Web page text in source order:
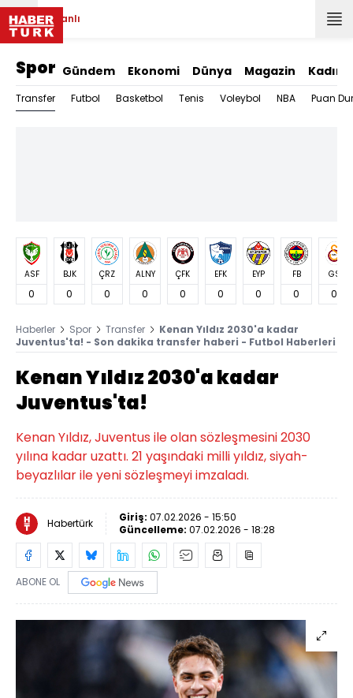
Canlı
Spor Gündem Ekonomi Dünya Magazin Kadın
Transfer Futbol Basketbol Tenis Voleybol NBA Puan
ASF
0
BJK
0
ÇRZ
0
ALNY
0
ÇFK
0
EFK
0
EYP
0
FB
0
GS
0
Haberler Spor Transfer
Kenan Yıldız 2030'a kadar
Juventus'ta! - Son dakika transfer haberi - Futbol Haberleri
Kenan Yıldız 2030'a kadar
Juventus'ta!
Kenan Yıldız, Juventus ile olan sözleşmesini 2030
yılına kadar uzattı. 21 yaşındaki milli yıldız, siyah-
beyazlılar ile yeni sözleşmeyi imzaladı.
Habertürk Giriş: 07.02.2026 - 15:50
Güncelleme: 07.02.2026 - 18:28
ABONE OL